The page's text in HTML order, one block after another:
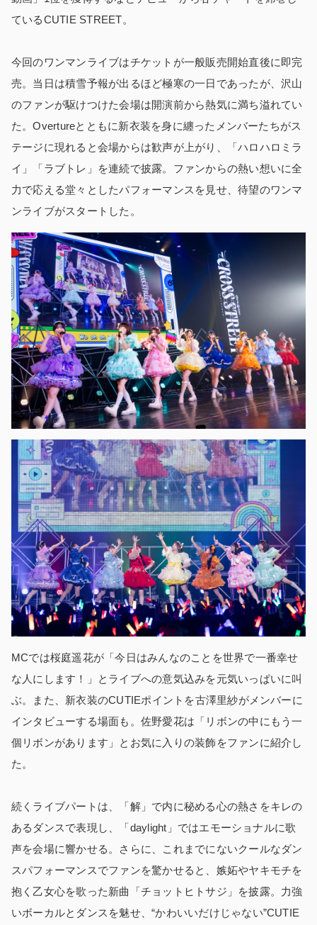
ているCUTIE STREET。
今回のワンマンライブはチケットが一般販売開始直後に即完
売。当日は積雪予報が出るほど極寒の一日であったが、沢山
のファンが駆けつけた会場は開演前から熱気に満ち溢れてい
た。Overtureとともに新衣装を身に纏ったメンバーたちがス
テージに現れると会場からは歓声が上がり、「ハロハロミラ
イ」「ラブトレ」を連続で披露。ファンからの熱い想いに全
力で応える堂々としたパフォーマンスを見せ、待望のワンマ
ンライブがスタートした。
MCでは桜庭遥花が「今日はみんなのことを世界で一番幸せ
な人にします！」とライブへの意気込みを元気いっぱいに叫
ぶ。また、新衣装のCUTIEポイントを古澤里紗がメンバーに
インタビューする場面も。佐野愛花は「リボンの中にもう一
個リボンがあります」とお気に入りの装飾をファンに紹介し
た。
続くライブパートは、「解」で内に秘める心の熱さをキレの
あるダンスで表現し、「daylight」ではエモーショナルに歌
声を会場に響かせる。さらに、これまでにないクールなダン
スパフォーマンスでファンを驚かせると、嫉妬やヤキモチを
抱く乙女心を歌った新曲「チョットヒトサジ」を披露。力強
いボーカルとダンスを魅せ、“かわいいだけじゃない”CUTIE